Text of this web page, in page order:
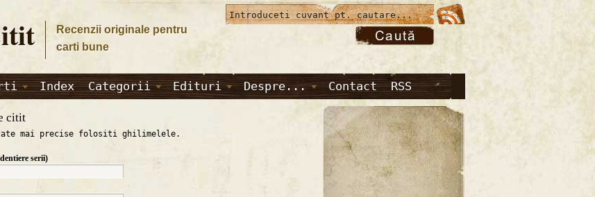
Recenzii originale pentru
carti bune
Index Categorii Edituri Despre... Contact RSS
citit
mai precise folositi ghilimelele.
serii)